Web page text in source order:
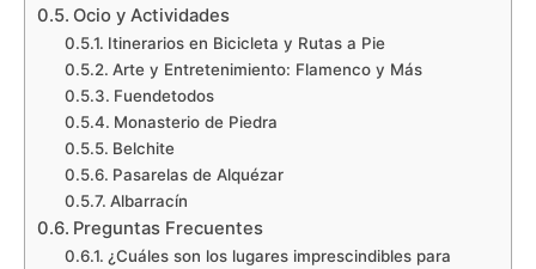
Ocio y Actividades
Itinerarios en Bicicleta y Rutas a Pie
Arte y Entretenimiento: Flamenco y Más
Fuendetodos
Monasterio de Piedra
Belchite
Pasarelas de Alquézar
Albarracín
Preguntas Frecuentes
¿Cuáles son los lugares imprescindibles para